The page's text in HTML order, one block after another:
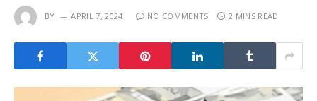
BY APRIL 7, 2024 NO COMMENTS 2 MINS READ